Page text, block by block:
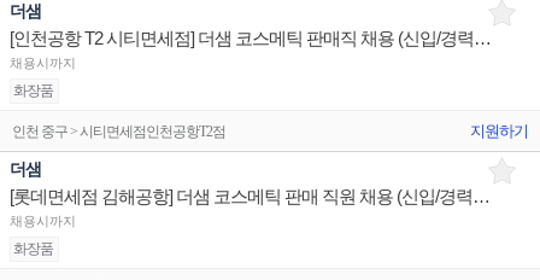
더샘
[인천공항 T2 시티면세점] 더샘 코스메틱 판매직 채용 (신입/경력)_중국어가능자
채용시까지
화장품
인천 중구 > 시티면세점인천공항T2점 지원하기
더샘
[롯데면세점 김해공항] 더샘 코스메틱 판매 직원 채용 (신입/경력)_중국어가능자
채용시까지
화장품